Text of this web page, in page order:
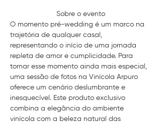
Sobre o evento
O momento pré-wedding é um marco na
trajetória de qualquer casal,
representando o início de uma jornada
repleta de amor e cumplicidade. Para
tornar esse momento ainda mais especial,
uma sessão de fotos na Vinícola Arpuro
oferece um cenário deslumbrante e
inesquecível. Este produto exclusivo
combina a elegância do ambiente
vinícola com a beleza natural das